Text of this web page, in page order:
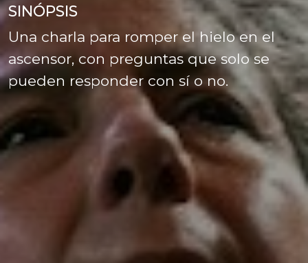
SINÓPSIS
Una charla para romper el hielo en el
ascensor, con preguntas que solo se
pueden responder con sí o no.